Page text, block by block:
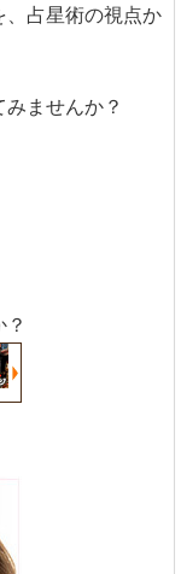
、占星術の視点か
ませんか？